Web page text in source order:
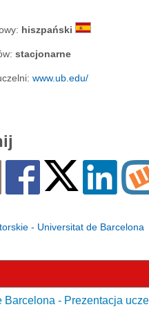
hiszpański
sta­cjo­nar­ne
www.ub.edu/
- Universitat de Barcelona
Barcelona - Prezentacja